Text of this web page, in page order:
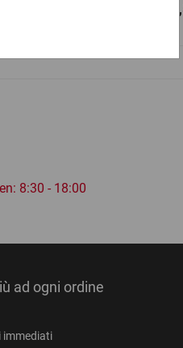
8:30 - 18:00
ad ogni ordine
immediati